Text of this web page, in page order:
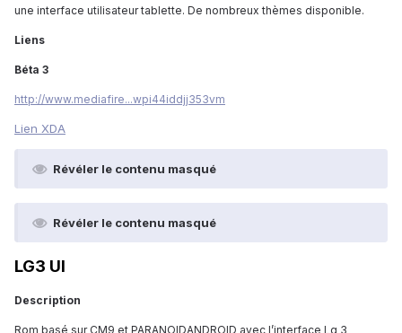
une interface utilisateur tablette. De nombreux thèmes disponible.
Liens
Béta 3
http://www.mediafire...wpi44iddjj353vm
Lien XDA
Révéler le contenu masqué
Révéler le contenu masqué
LG3 UI
Description
Rom basé sur CM9 et PARANOIDANDROID avec l’interface Lg 3